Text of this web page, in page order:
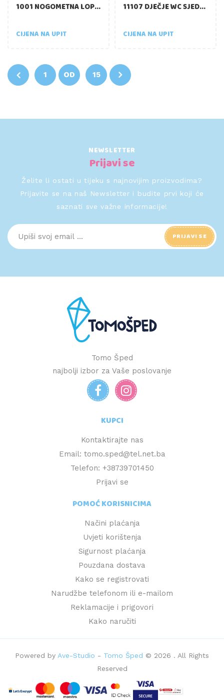
1001 NOGOMETNA LOPTA SOCCER BOT 19x19cm
CIJENA NA UPIT
11107 DJEČJE WC SJEDALO
CIJENA NA UPIT
OD
NEWSLETTER
Prijavi se
Želite li ostati u tijeku s najnovijim proizvodima?
Prijavite se na naš Newsletter i budite prvi koji će
saznati sve važne informacije!
PRIJAVI SE
Tomo Šped
najbolji izbor za Vaše poslovanje
KUPCI
Kontaktirajte nas
Email: tomo.sped@tel.net.ba
Telefon: +38739701450
Prijavi se
POMOĆ KORISNICIMA
Načini plaćanja
Uvjeti korištenja
Sigurnost plaćanja
Pouzdana dostava
Kako se registrovati
Narudžbe telefonom ili e-mailom
Reklamacije i prigovori
Kako naručiti
Powered by Ave-Studio - Tomo Šped © 2026 . All Rights
Reserved